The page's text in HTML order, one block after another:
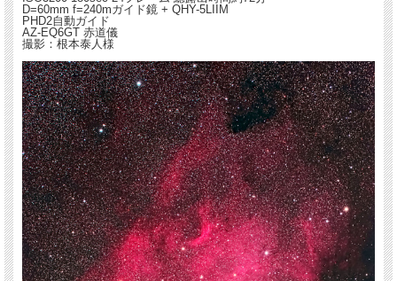
D=60mm f=240mガイド鏡 + QHY-5LIIM
PHD2自動ガイド
AZ-EQ6GT 赤道儀
撮影：根本泰人様